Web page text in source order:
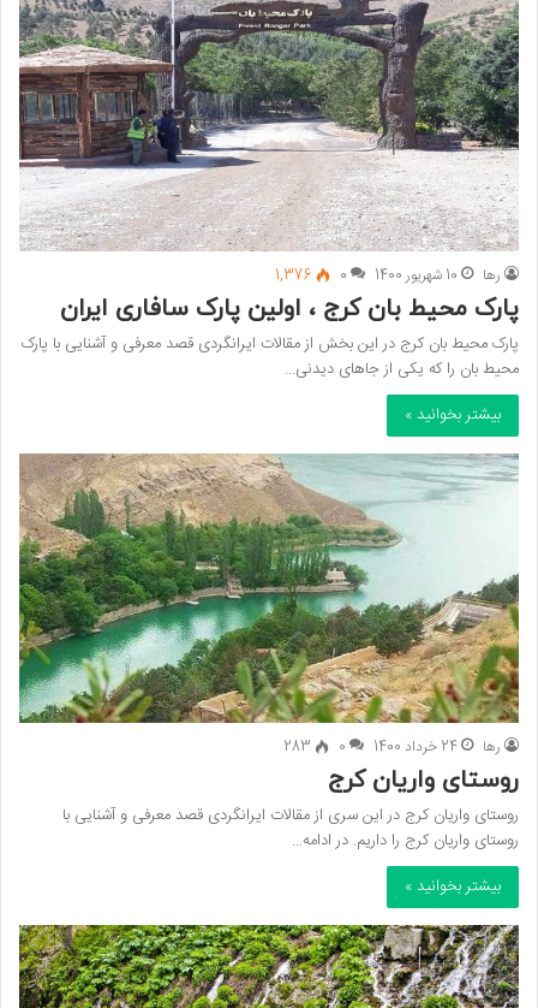
رها 10 شهریور 1400 0
1,376
پارک محیط بان کرج ، اولین پارک سافاری ایران
پارک محیط بان کرج در این بخش از مقالات ایرانگردی قصد معرفی و آشنایی با پارک
محیط بان را که یکی از جاهای دیدنی…
بیشتر بخوانید »
رها 24 خرداد 1400 0
283
روستای واریان کرج
روستای واریان کرج در این سری از مقالات ایرانگردی قصد معرفی و آشنایی با
روستای واریان کرج را داریم. در ادامه…
بیشتر بخوانید »